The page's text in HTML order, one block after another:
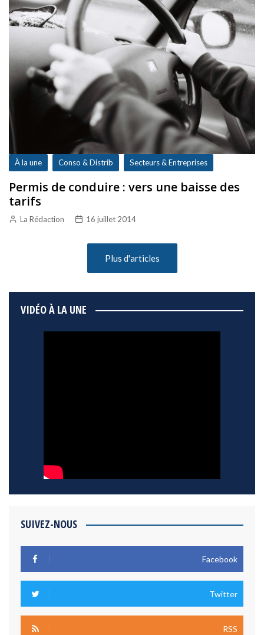
À la une Conso & Distrib Secteurs & Entreprises
Permis de conduire : vers une baisse des
tarifs
La Rédaction 16 juillet 2014
Plus d'articles
VIDÉO À LA UNE
SUIVEZ-NOUS
Facebook
Twitter
RSS